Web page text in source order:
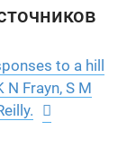
to a hill
N Frayn, S M